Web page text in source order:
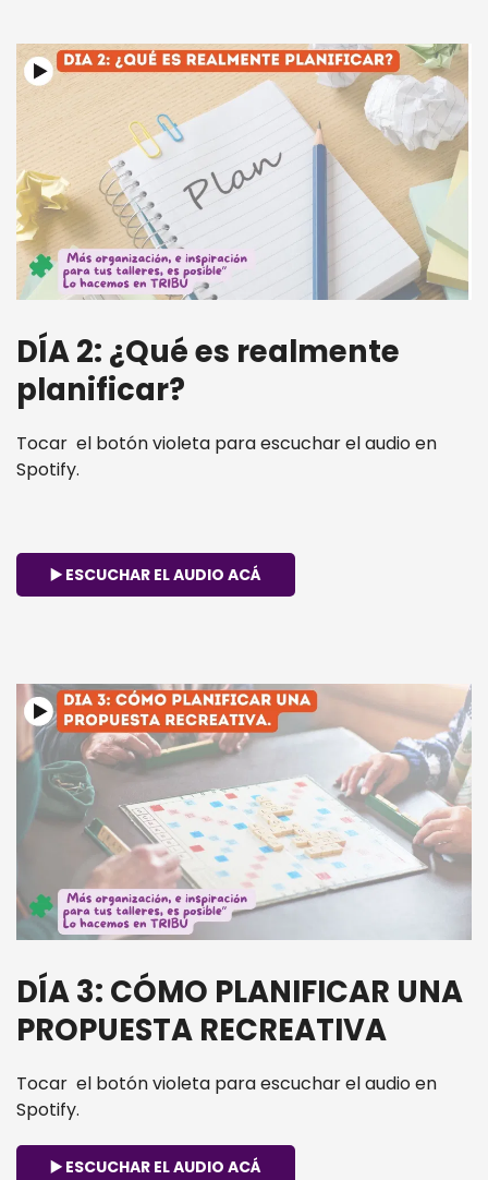
DÍA 2: ¿Qué es realmente
planificar?
Tocar el botón violeta para escuchar el audio en
Spotify.
▶️ ESCUCHAR EL AUDIO ACÁ
DÍA 3: CÓMO PLANIFICAR UNA
PROPUESTA RECREATIVA
Tocar el botón violeta para escuchar el audio en
Spotify.
▶️ ESCUCHAR EL AUDIO ACÁ